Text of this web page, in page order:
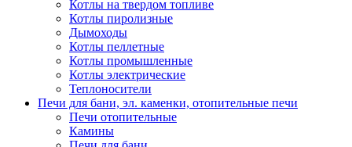
Котлы на твердом топливе
Котлы пиролизные
Дымоходы
Котлы пеллетные
Котлы промышленные
Котлы электрические
Теплоносители
Печи для бани, эл. каменки, отопительные печи
Печи отопительные
Камины